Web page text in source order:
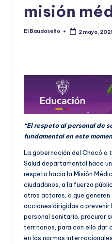
misión
Publicado
El Baudoseño 2 mayo, 2021
“El respeto al personal de
fundamental en este
La gobernación del Chocó a
Salud departamental hace
respeto hacia la Misión
ciudadanos, a la fuerza
otros actores, a que
acciones dirigidas a prevenir
personal sanitario, procurar
territorios, para con ello dar
en las normas